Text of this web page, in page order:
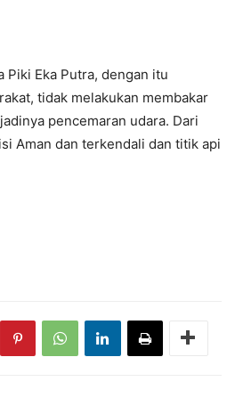
Piki Eka Putra, dengan itu
tidak melakukan membakar
pencemaran udara. Dari
Aman dan terkendali dan titik api